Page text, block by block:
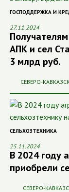
ГОСПОДДЕРЖКА И
27.11.2024
АПК и сел
3 млрд руб.
СЕВЕРО-
СЕЛЬХОЗТЕХНИКА
25.11.2024
В 2024 году
приобрели
СЕВЕРО-